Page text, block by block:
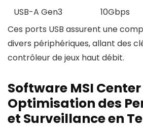
USB-A Gen3
10Gbps
Ces ports USB assurent une
divers périphériques, allant des
contrôleur de jeux haut débit.
Software MSI Center
Optimisation des
et Surveillance en